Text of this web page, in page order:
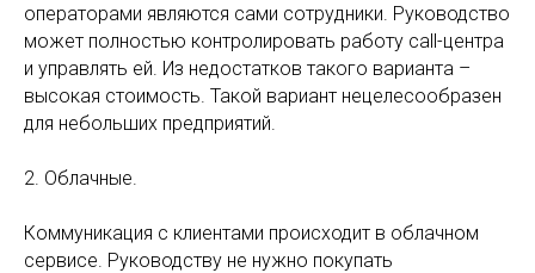
операторами являются сами сотрудники. Руководство
может полностью контролировать работу call-центра
и управлять ей. Из недостатков такого варианта –
высокая стоимость. Такой вариант нецелесообразен
для небольших предприятий.
2. Облачные.
Коммуникация с клиентами происходит в облачном
сервисе. Руководству не нужно покупать